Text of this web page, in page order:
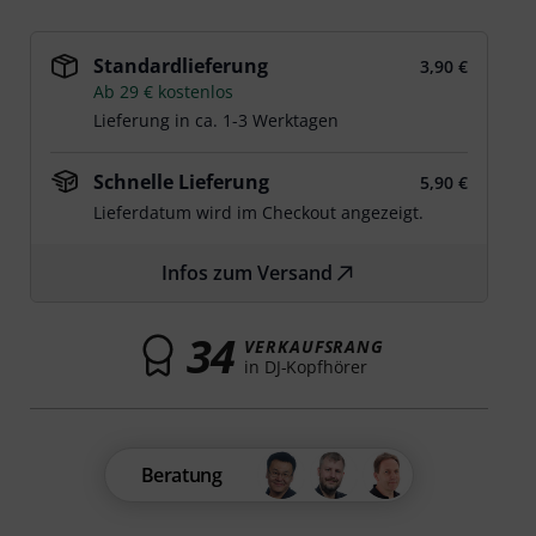
Standardlieferung
3,90 €
Ab 29 € kostenlos
Lieferung in ca. 1-3 Werktagen
Schnelle Lieferung
5,90 €
Lieferdatum wird im Checkout angezeigt.
Infos zum Versand
34 VERKAUFSRANG
in DJ-Kopfhörer
Beratung